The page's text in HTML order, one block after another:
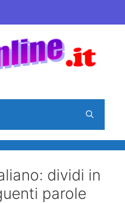
dividi in
parole